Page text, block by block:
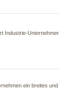
Industrie-
ein breites